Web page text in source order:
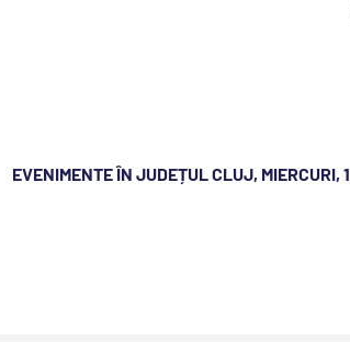
EVENIMENTE ÎN JUDEȚUL CLUJ, MIERCURI,